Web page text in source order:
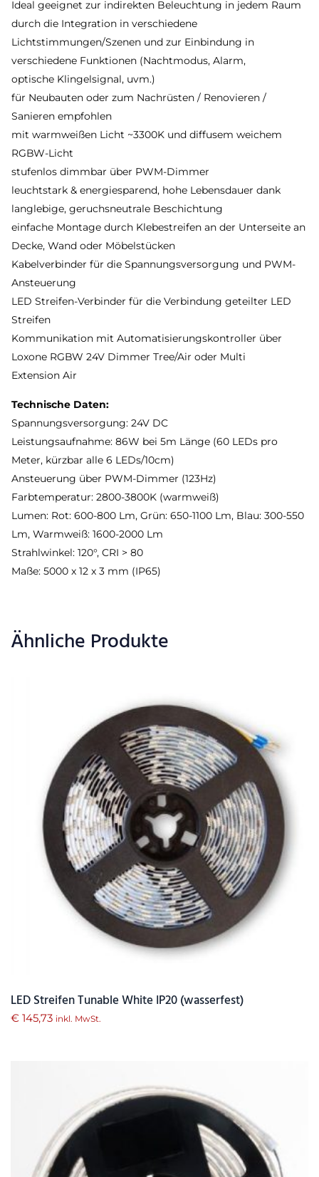
Ideal geeignet zur indirekten Beleuchtung in jedem Raum
durch die Integration in verschiedene
Lichtstimmungen/Szenen und zur Einbindung in
verschiedene Funktionen (Nachtmodus, Alarm,
optische Klingelsignal, uvm.)
für Neubauten oder zum Nachrüsten / Renovieren /
Sanieren empfohlen
mit warmweißen Licht ~3300K und diffusem weichem
RGBW-Licht
stufenlos dimmbar über PWM-Dimmer
leuchtstark & energiesparend, hohe Lebensdauer dank
langlebige, geruchsneutrale Beschichtung
einfache Montage durch Klebestreifen an der Unterseite an
Decke, Wand oder Möbelstücken
Kabelverbinder für die Spannungsversorgung und PWM-
Ansteuerung
LED Streifen-Verbinder für die Verbindung geteilter LED
Streifen
Kommunikation mit Automatisierungskontroller über
Loxone RGBW 24V Dimmer Tree/Air oder Multi
Extension Air
Technische Daten:
Spannungsversorgung: 24V DC
Leistungsaufnahme: 86W bei 5m Länge (60 LEDs pro
Meter, kürzbar alle 6 LEDs/10cm)
Ansteuerung über PWM-Dimmer (123Hz)
Farbtemperatur: 2800-3800K (warmweiß)
Lumen: Rot: 600-800 Lm, Grün: 650-1100 Lm, Blau: 300-550
Lm, Warmweiß: 1600-2000 Lm
Strahlwinkel: 120°, CRI > 80
Maße: 5000 x 12 x 3 mm (IP65)
Ähnliche Produkte
LED Streifen Tunable White IP20 (wasserfest)
€ 145,73 inkl. MwSt.